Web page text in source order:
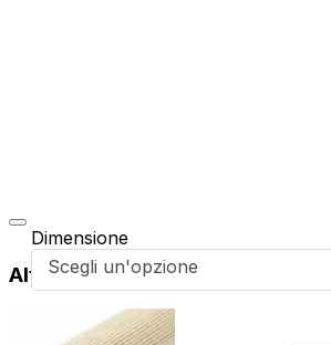
Dimensione
Scegli un'opzione
59,99€
Altri prodotti di questa collezione